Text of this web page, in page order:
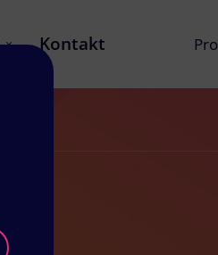
Kontakt